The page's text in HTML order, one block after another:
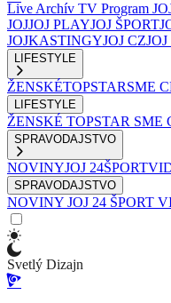
Live Archív TV Program
JOJJOJ PLAYJOJ ŠPORT
JOJKASTINGYJOJ CZ
LIFESTYLE
ŽENSKÉTOPSTARSME
LIFESTYLE
ŽENSKÉ TOPSTAR SME
SPRAVODAJSTVO
NOVINYJOJ 24ŠPORT
SPRAVODAJSTVO
NOVINY JOJ 24 ŠPORT
Svetlý Dizajn